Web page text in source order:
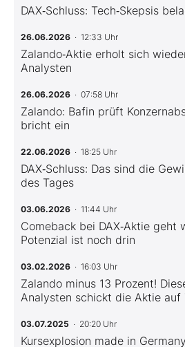
DAX‑Schluss: Tech‑Skepsis
26.06.2026 · 12:33 Uhr
Zalando‑Aktie erholt sich
Analysten
26.06.2026 · 07:58 Uhr
Zalando: Bafin prüft
bricht ein
22.06.2026 · 18:25 Uhr
DAX‑Schluss: Das sind die
des Tages
03.06.2026 · 11:44 Uhr
Comeback bei DAX‑Aktie geht
Potenzial ist noch drin
03.02.2026 · 16:03 Uhr
Zalando minus 13 Prozent!
Analysten schickt die Aktie auf
03.07.2025 · 20:20 Uhr
Kursexplosion made in